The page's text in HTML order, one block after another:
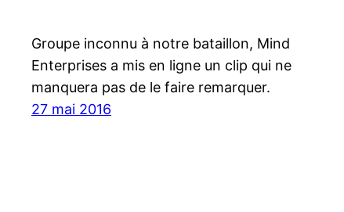
Groupe inconnu à notre bataillon, Mind
Enterprises a mis en ligne un clip qui ne
manquera pas de le faire remarquer.
27 mai 2016